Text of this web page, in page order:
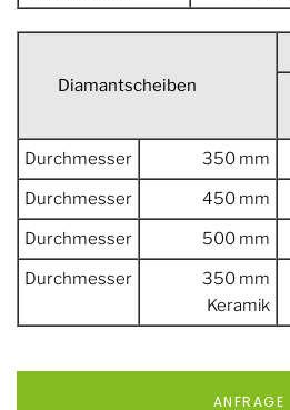
Diamantscheiben
Durchmesser
350 mm
Durchmesser
450 mm
Durchmesser
500 mm
Durchmesser
350 mm
Keramik
ANFRAGE